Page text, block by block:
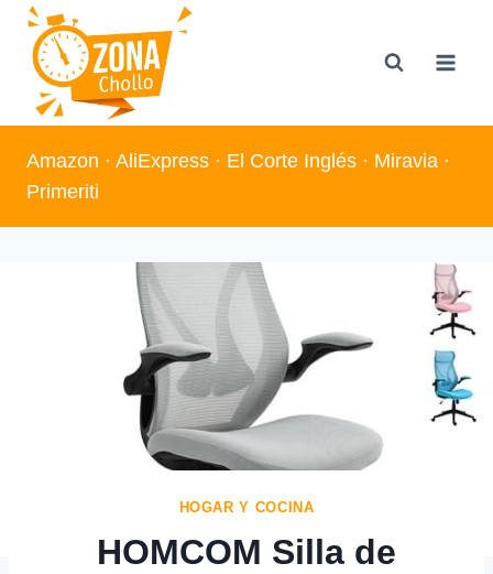
Saltar
contenido
Amazon · AliExpress · El Corte Inglés · Miravia ·
Primeriti
HOGAR Y COCINA
HOMCOM Silla de